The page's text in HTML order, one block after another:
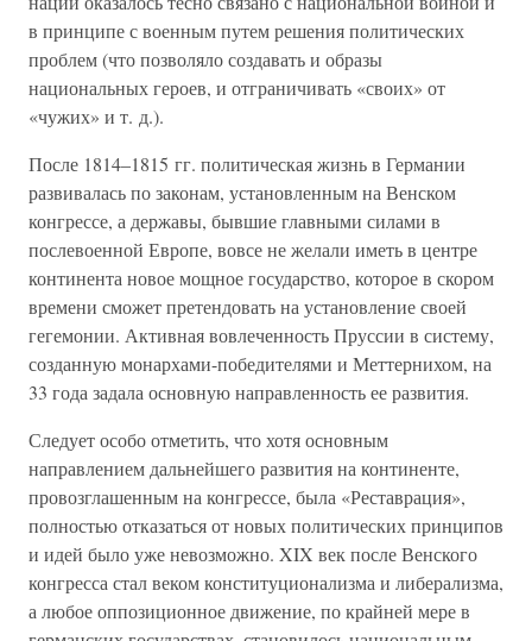
в принципе с военным путем решения политических
проблем (что позволяло создавать и образы
национальных героев, и отграничивать «своих» от
«чужих» и т. д.).
После 1814–1815 гг. политическая жизнь в Германии
развивалась по законам, установленным на Венском
конгрессе, а державы, бывшие главными силами в
послевоенной Европе, вовсе не желали иметь в центре
континента новое мощное государство, которое в скором
времени сможет претендовать на установление своей
гегемонии. Активная вовлеченность Пруссии в систему,
созданную монархами-победителями и Меттернихом, на
33 года задала основную направленность ее развития.
Следует особо отметить, что хотя основным
направлением дальнейшего развития на континенте,
провозглашенным на конгрессе, была «Реставрация»,
полностью отказаться от новых политических принципов
и идей было уже невозможно. XIX век после Венского
конгресса стал веком конституционализма и либерализма,
а любое оппозиционное движение, по крайней мере в